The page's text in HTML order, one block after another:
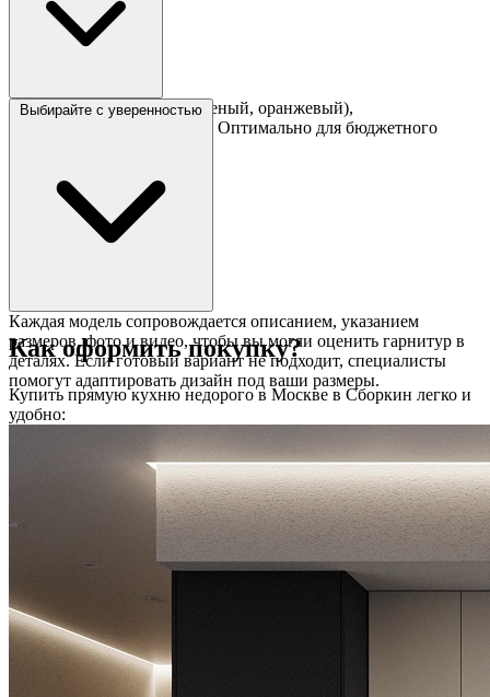
ЛДСП, яркие акценты (зеленый, оранжевый),
минималистичный дизайн. Оптимально для бюджетного
Выбирайте с уверенностью
Каждая модель сопровождается описанием, указанием
размеров, фото и видео, чтобы вы могли оценить гарнитур в
деталях. Если готовый вариант не подходит, специалисты
помогут адаптировать дизайн под ваши размеры.
Как оформить покупку?
Купить прямую кухню недорого в Москве в Сборкин легко и
удобно: